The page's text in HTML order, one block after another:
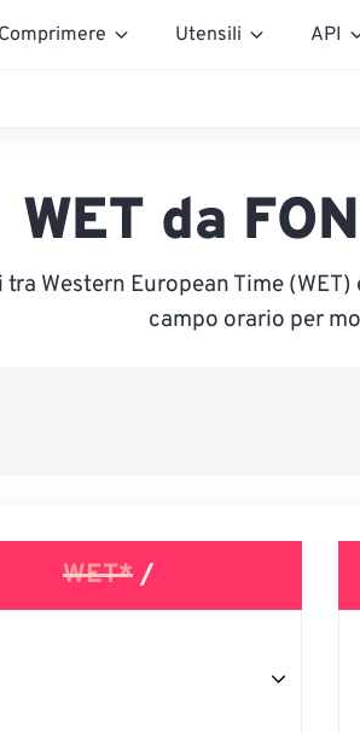
Comprimere Utensili API
WET da
Western European Time (WET)
campo orario per
WET* /